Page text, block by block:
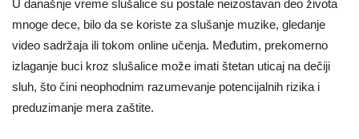
U današnje vreme slušalice su postale neizostavan deo života
mnoge dece, bilo da se koriste za slušanje muzike, gledanje
video sadržaja ili tokom online učenja. Međutim, prekomerno
izlaganje buci kroz slušalice može imati štetan uticaj na dečiji
sluh, što čini neophodnim razumevanje potencijalnih rizika i
preduzimanje mera zaštite.